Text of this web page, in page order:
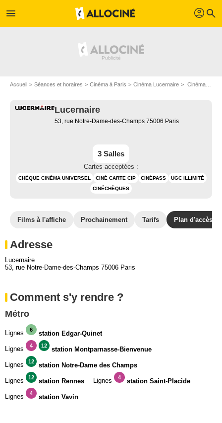
menu profil search
Accueil Séances et horaires Cinéma à Paris Cinéma Lucernaire Cinéma Lucernaire: plan d'accès
Lucernaire
53, rue Notre-Dame-des-Champs 75006 Paris
3 Salles
Cartes acceptées :
CHÈQUE CINÉMA UNIVERSEL CINÉ CARTE CIP CINÉPASS
UGC ILLIMITÉ
CINÉCHÈQUES
Films à l'affiche Prochainement Tarifs Plan d'accès
Adresse
Lucernaire
53, rue Notre-Dame-des-Champs 75006 Paris
Comment s'y rendre ?
Métro
Lignes 6
station Edgar-Quinet
Lignes 4 12
station Montparnasse-Bienvenue
Lignes 12
station Notre-Dame des Champs
Lignes 12
station Rennes Lignes 4
station Saint-Placide
Lignes 4
station Vavin